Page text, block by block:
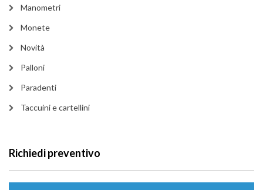
Manometri
Monete
Novità
Palloni
Paradenti
Taccuini e cartellini
Richiedi preventivo